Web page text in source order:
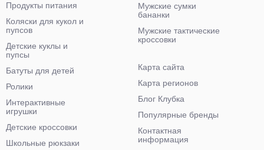
Мужские сумки
бананки
Мужские тактические
кроссовки
Продукты питания
Коляски для кукол и
пупсов
Детские куклы и
пупсы
Батуты для детей
Ролики
Интерактивные
игрушки
Детские кроссовки
Школьные рюкзаки
Карта сайта
Карта регионов
Блог Клубка
Популярные бренды
Контактная
информация